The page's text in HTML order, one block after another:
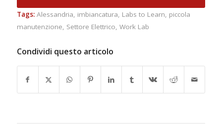
Tags: Alessandria, imbiancatura, Labs to Learn, piccola
manutenzione, Settore Elettrico, Work Lab
Condividi questo articolo